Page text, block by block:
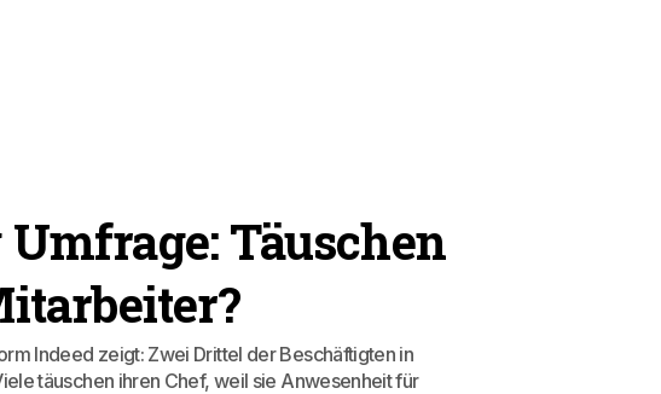
Täuschen
Indeed zeigt: Zwei Drittel der Beschäftigten in
täuschen ihren Chef, weil sie Anwesenheit für